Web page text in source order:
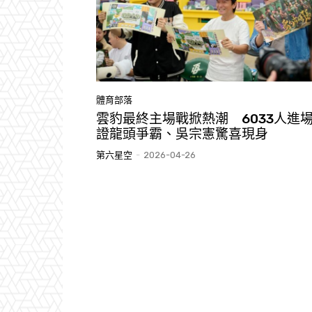
體育部落
雲豹最終主場戰掀熱潮 6033人進
證龍頭爭霸、吳宗憲驚喜現身
第六星空 - 2026-04-26